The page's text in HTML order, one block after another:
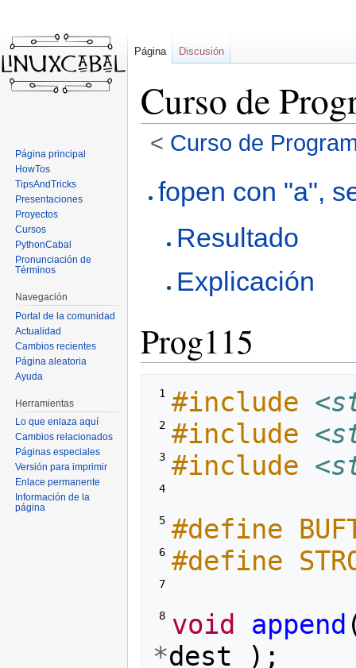
Curso de
< Curso de
navegación
búsqueda
fopen con "a",
Resultado
Explicación
Prog115
1 #include
2 #include
3 #include
4
5 #define
6 #define
7
8 void append
*dest );
Página Discusión
Página principal
HowTos
TipsAndTricks
Presentaciones
Proyectos
Cursos
PythonCabal
Pronunciación de
Términos
Navegación
Portal de la comunidad
Actualidad
Cambios recientes
Página aleatoria
Ayuda
Herramientas
Lo que enlaza aquí
Cambios relacionados
Páginas especiales
Versión para imprimir
Enlace permanente
Información de la
página